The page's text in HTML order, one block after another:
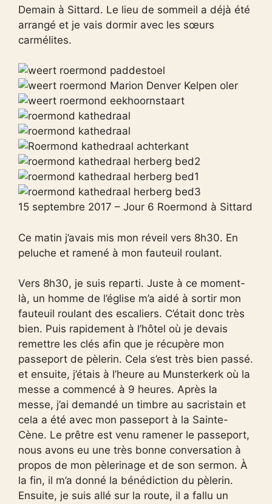
Demain à Sittard. Le lieu de sommeil a déjà été
arrangé et je vais dormir avec les sœurs
carmélites.
15 septembre 2017 – Jour 6 Roermond à Sittard
Ce matin j’avais mis mon réveil vers 8h30. En
peluche et ramené à mon fauteuil roulant.
Vers 8h30, je suis reparti. Juste à ce moment-
là, un homme de l’église m’a aidé à sortir mon
fauteuil roulant des escaliers. C’était donc très
bien. Puis rapidement à l’hôtel où je devais
remettre les clés afin que je récupère mon
passeport de pèlerin. Cela s’est très bien passé.
et ensuite, j’étais à l’heure au Munsterkerk où la
messe a commencé à 9 heures. Après la
messe, j’ai demandé un timbre au sacristain et
cela a été avec mon passeport à la Sainte-
Cène. Le prêtre est venu ramener le passeport,
nous avons eu une très bonne conversation à
propos de mon pèlerinage et de son sermon. À
la fin, il m’a donné la bénédiction du pèlerin.
Ensuite, je suis allé sur la route, il a fallu un